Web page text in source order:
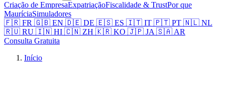
Criação de EmpresaExpatriaçãoFiscalidade & TrustPor que
MauríciaSimuladores
🇫🇷 FR 🇬🇧 EN 🇩🇪 DE 🇪🇸 ES 🇮🇹 IT 🇵🇹 PT 🇳🇱 NL
🇷🇺 RU 🇮🇳 HI 🇨🇳 ZH 🇰🇷 KO 🇯🇵 JA 🇸🇦 AR
Consulta Gratuita
Início